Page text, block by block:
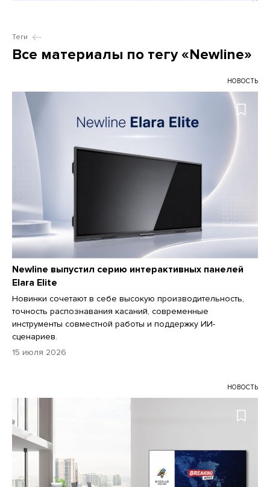
Теги
Все материалы по тегу «Newline»
НОВОСТЬ
Newline выпустил серию интерактивных панелей
Elara Elite
Новинки сочетают в себе высокую производительность,
точность распознавания касаний, современные
инструменты совместной работы и поддержку ИИ-
сценариев.
15 июля 2026
НОВОСТЬ